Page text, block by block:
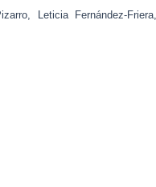
Leticia Fernández-